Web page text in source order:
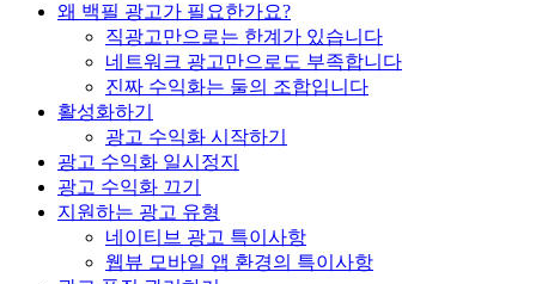
왜 백필 광고가 필요한가요?
직광고만으로는 한계가 있습니다
네트워크 광고만으로도 부족합니다
진짜 수익화는 둘의 조합입니다
활성화하기
광고 수익화 시작하기
광고 수익화 일시정지
광고 수익화 끄기
지원하는 광고 유형
네이티브 광고 특이사항
웹뷰 모바일 앱 환경의 특이사항